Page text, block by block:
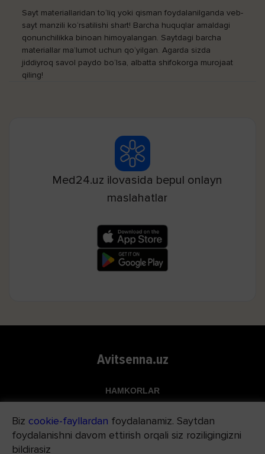
Sayt materiallaridan to‘liq yoki qisman foydalanilganda veb-
sayt manzili ko‘rsatilishi shart! Barcha huquqlar amaldagi
qonunchilikka binoan himoyalangan. Saytdagi barcha
materiallar ma’lumot uchun qo‘yilgan. Agarda sizda
jiddiyroq savol paydo bo‘lsa, albatta shifokorga murojaat
qiling!
Med24.uz ilovasida bepul onlayn
maslahatlar
Avitsenna.uz
HAMKORLAR
Apteka.uz
Med24.uz
Biz cookie-fayllardan foydalanamiz. Saytdan
foydalanishni davom ettirish orqali siz roziligingizni
bildirasiz